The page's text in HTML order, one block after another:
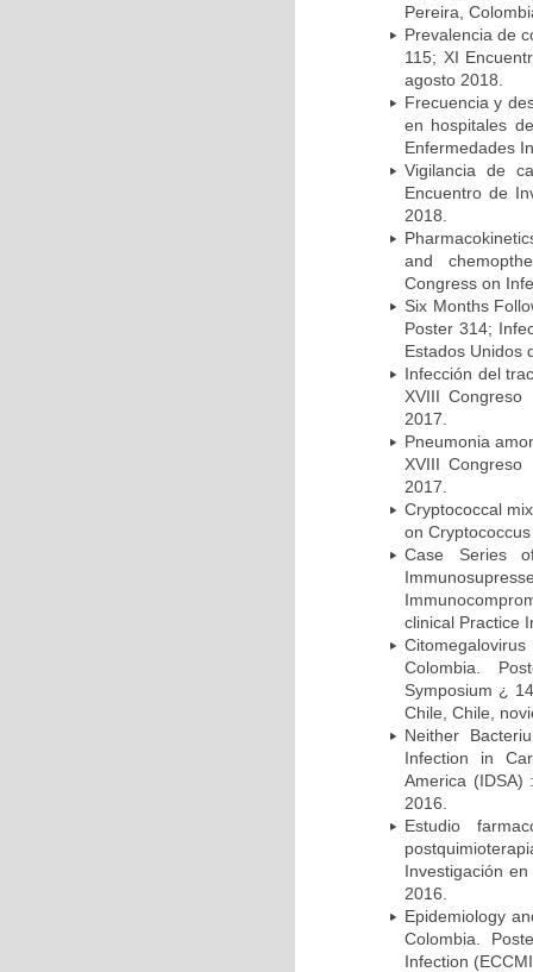
Pereira,
Prevalencia de
115; XI
agosto 2018.
Frecuencia y
en hospitales
Enfermedades
Vigilancia de
Encuentro de
2018.
and
Congress on
Six Months
Poster 314;
Estados Unidos
Infección del
XVIII
2017.
Pneumonia
XVIII
2017.
Cryptococcal
on
Case Series
clinical Practice
Colombia.
Symposium ¿
Chile, Chile,
Neither
Infection in
America (IDSA)
2016.
Estudio
Investigación
2016.
Epidemiology
Colombia.
Infection